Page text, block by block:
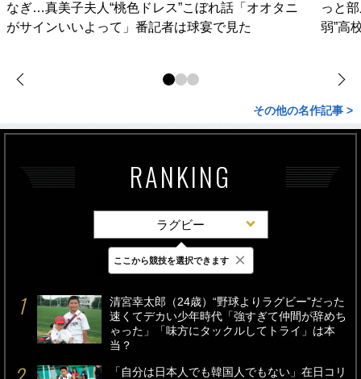
なぎ…真美子夫人“桃色ドレス”こぼれ話「オオタニ
がサインいいよって」番記者は球宴で見た
っと
弱”高
その他の名作記事 >
RANKING
ラグビー
最新 24時間 週間
清宮幸太郎（24歳）“野球よりラグビー”だった
速くてデカい少年時代「強すぎて仲間が辞めち
ゃった」「味方にタックルしてトライ」は本
当？
「自分は日本人でも韓国人でもない」在日コリ
ここから競技を選択できます ×